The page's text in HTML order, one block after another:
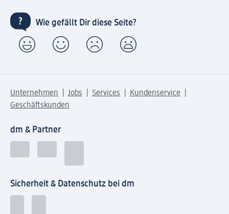
Wie gefällt Dir diese Seite?
Unternehmen Jobs Services
Kundenservice
Geschäftskunden
dm & Partner
Sicherheit & Datenschutz bei dm